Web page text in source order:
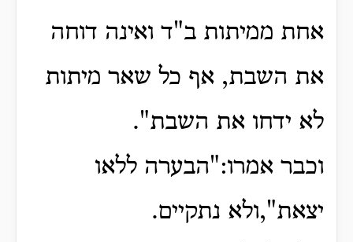
אחת ממיתות ב"ד ואינה דוחה
את השבת, אף כל שאר מיתות
לא ידחו את השבת".
וכבר אמרו:"הבערה ללאו
יצאת",ולא נתקיים.